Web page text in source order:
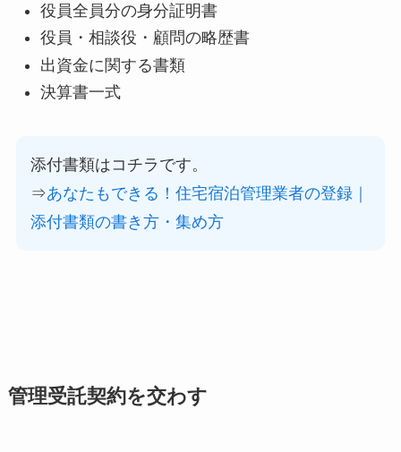
役員全員分の身分証明書
役員・相談役・顧問の略歴書
出資金に関する書類
決算書一式
添付書類はコチラです。
⇒あなたもできる！住宅宿泊管理業者の登録｜
添付書類の書き方・集め方
管理受託契約を交わす